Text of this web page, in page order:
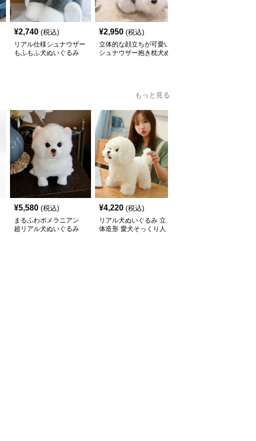
¥2,740 (税込)
リアル仕様シュナウザー
もふもふ犬ぬいぐるみ
¥2,950 (税込)
立体的な顔立ちが可愛い
シュナウザー抱き枕犬ぬ
もっと見る
¥5,580 (税込)
まるふわポメラニアン
超リアル犬ぬいぐるみ
¥4,220 (税込)
リアル犬ぬいぐるみ 立
体造形 愛犬そっくり人